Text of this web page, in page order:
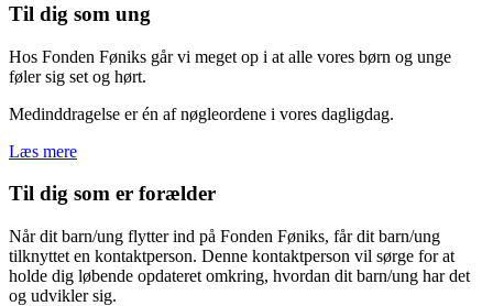
Til dig som ung
Hos Fonden Føniks går vi meget op i at alle vores børn og unge
føler sig set og hørt.
Medinddragelse er én af nøgleordene i vores dagligdag.
Læs mere
Til dig som er forælder
Når dit barn/ung flytter ind på Fonden Føniks, får dit barn/ung
tilknyttet en kontaktperson. Denne kontaktperson vil sørge for at
holde dig løbende opdateret omkring, hvordan dit barn/ung har det
og udvikler sig.